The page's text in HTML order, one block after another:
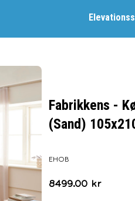
Fabrikkens -
(Sand)
EHOB
8499.00kr